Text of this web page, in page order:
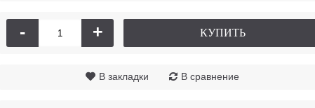
- + КУПИТЬ
В закладки В сравнение